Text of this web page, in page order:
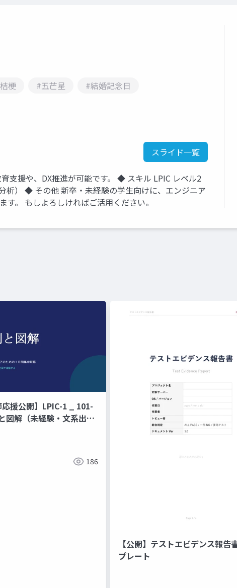
梗 #五芒星 #結婚記念日
スライド一覧
支援や、DX推進が可能です。 ◆ スキル LPIC レベル2
） ◆ その他 新卒・未経験の学生向けに、エンジニア
。 もしよろしければご活用ください。
応援公開】LPIC-1 _ 101-
図解（未経験・文系出身
解する編
186
【公開】テストエビデンス報告
プレート